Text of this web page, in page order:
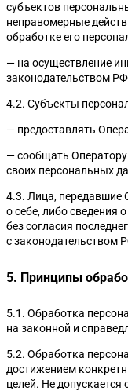
субъектов
неправомерные
обработке его
— на осуществление
законодательством
4.2. Субъекты
— предоставлять
— сообщать
своих персональных
4.3. Лица, передавшие
о себе, либо сведения
без согласия
с законодательством
5. Принципы
5.1. Обработка
на законной и
5.2. Обработка
достижением
целей. Не